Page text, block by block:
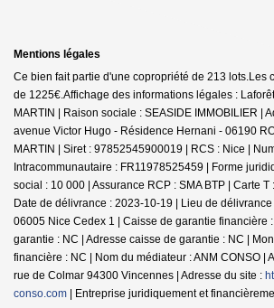
Mentions légales
Ce bien fait partie d'une copropriété de 213 lots.Les
de 1225€.Affichage des informations légales :
MARTIN | Raison sociale : SEASIDE IMMOBILIER |
avenue Victor Hugo - Résidence Hernani - 06190
MARTIN | Siret : 97852545900019 | RCS : Nice |
Intracommunautaire : FR11978525459 | Forme
social : 10 000 | Assurance RCP : SMA BTP | Carte T
Date de délivrance : 2023-10-19 | Lieu de
06005 Nice Cedex 1 | Caisse de garantie financière
garantie : NC | Adresse caisse de garantie : NC |
financière : NC | Nom du médiateur : ANM CONSO |
rue de Colmar 94300 Vincennes | Adresse du site :
conso.com | Entreprise juridiquement et